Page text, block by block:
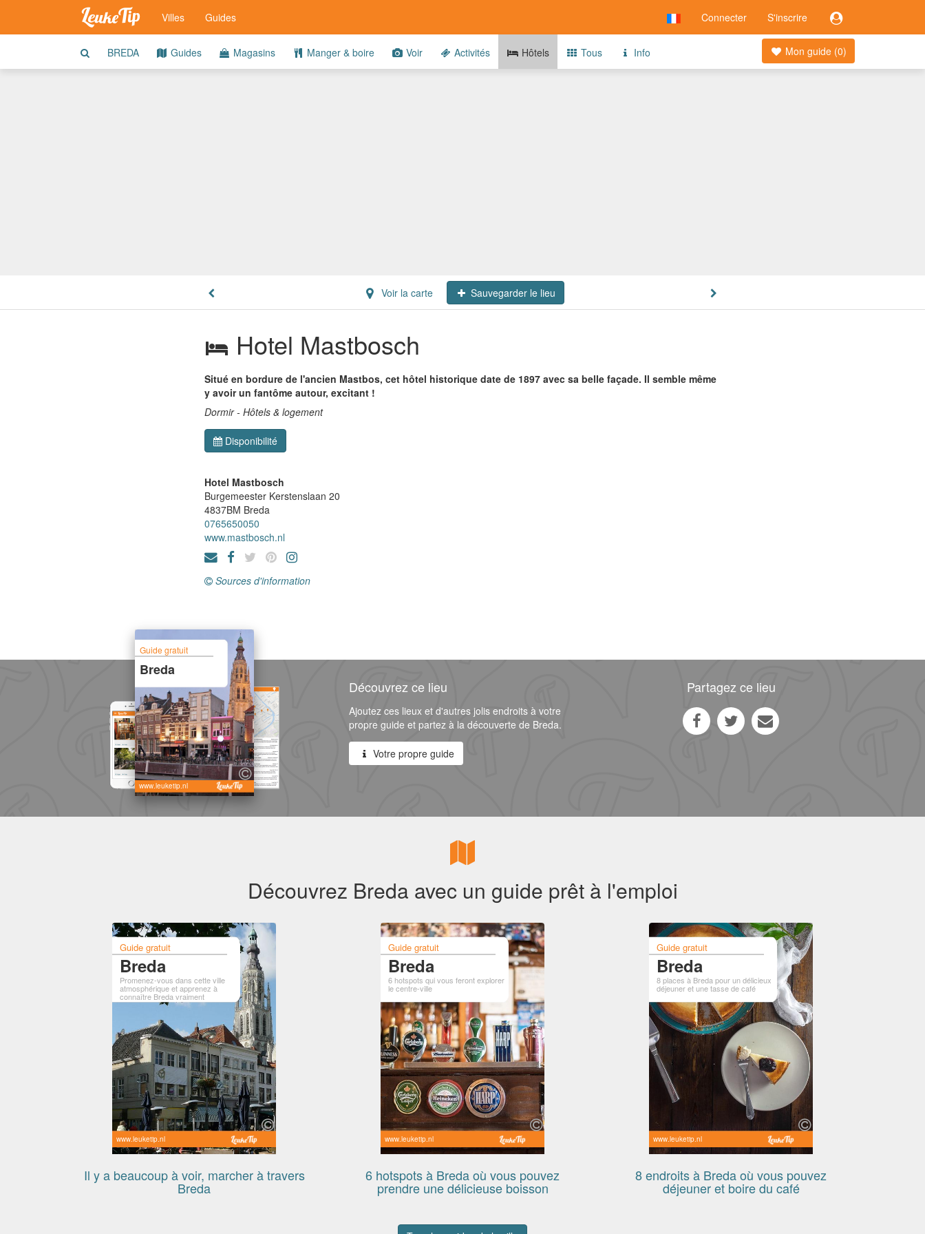
Connecter S'inscrire
Villes Guides
Mon guide (0)
BREDA Guides Magasins Manger & boire Voir Activités Hôtels Tous Info
Voir la carte Sauvegarder le lieu
Hotel Mastbosch
Situé en bordure de l'ancien Mastbos, cet hôtel historique date de 1897 avec sa belle façade. Il semble même
y avoir un fantôme autour, excitant !
Dormir - Hôtels & logement
Disponibilité
Hotel Mastbosch
Burgemeester Kerstenslaan 20
4837BM Breda
0765650050
www.mastbosch.nl
Sources d'information
Guide gratuit
Breda
www.leuketip.nl
Découvrez ce lieu
Ajoutez ces lieux et d'autres jolis endroits à votre
propre guide et partez à la découverte de Breda.
Votre propre guide
Partagez ce lieu
Découvrez Breda avec un guide prêt à l'emploi
Guide gratuit
Breda
Promenez-vous dans cette ville
atmosphérique et apprenez à
connaître Breda vraiment
www.leuketip.nl
Il y a beaucoup à voir, marcher à travers
Breda
Guide gratuit
Breda
6 hotspots qui vous feront explorer
le centre-ville
www.leuketip.nl
6 hotspots à Breda où vous pouvez
prendre une délicieuse boisson
Guide gratuit
Breda
8 places à Breda pour un délicieux
déjeuner et une tasse de café
www.leuketip.nl
8 endroits à Breda où vous pouvez
déjeuner et boire du café